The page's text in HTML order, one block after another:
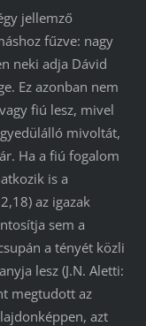
jellemző
fűzve: nagy
neki adja Dávid
Ez azonban nem
fiú lesz, mivel
mivoltát,
Ha a fiú fogalom
is a
az igazak
sem a
a tényét közli
lesz (J.N. Aletti:
megtudott az
azt